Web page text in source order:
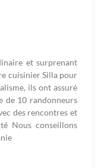
et surprenant
cuisinier Silla pour
ils ont assuré
de 10 randonneurs
des rencontres et
Nous conseillons